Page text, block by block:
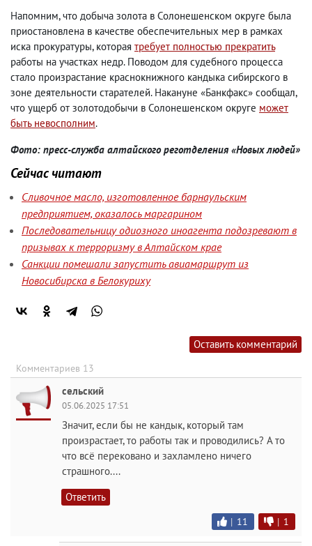
Напомним, что добыча золота в Солонешенском округе была
приостановлена в качестве обеспечительных мер в рамках
иска прокуратуры, которая требует полностью прекратить
работы на участках недр. Поводом для судебного процесса
стало произрастание краснокнижного кандыка сибирского в
зоне деятельности старателей. Накануне «Банкфакс» сообщал,
что ущерб от золотодобычи в Солонешенском округе может
быть невосполним.
Фото: пресс-служба алтайского реготделения «Новых людей»
Сейчас читают
Сливочное масло, изготовленное барнаульским
предприятием, оказалось маргарином
Последовательницу одиозного иноагента подозревают в
призывах к терроризму в Алтайском крае
Санкции помешали запустить авиамаршрут из
Новосибирска в Белокуриху
Оставить комментарий
Комментариев 13
сельский
05.06.2025 17:51
Значит, если бы не кандык, который там
произрастает, то работы так и проводились? А то
что всё перековано и захламлено ничего
страшного....
Ответить
| 11 | 1